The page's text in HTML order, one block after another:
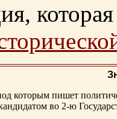
которая
которым пишет
во 2-ю